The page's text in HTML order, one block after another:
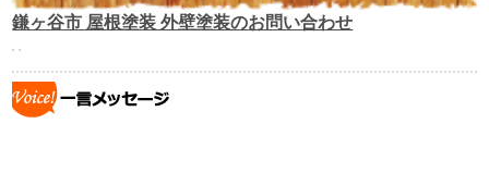
鎌ヶ谷市 屋根塗装 外壁塗装のお問い合わせ